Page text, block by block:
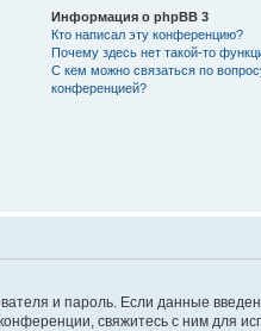
Информация о phpBB 3
Кто написал эту конференцию?
Почему здесь нет такой-то
С кем можно связаться по
конференцией?
и пароль. Если данные
свяжитесь с ним для